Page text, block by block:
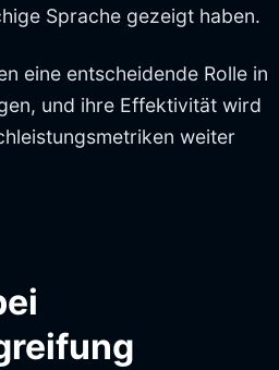
Sprache gezeigt haben.
eine entscheidende Rolle in
und ihre Effektivität wird
weiter